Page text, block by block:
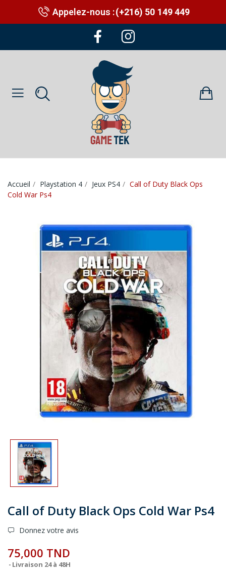
Appelez-nous :(+216) 50 149 449
Accueil Playstation 4 Jeux PS4
Call of Duty Black Ops
Cold War Ps4
Call of Duty Black Ops Cold War Ps4
Donnez votre avis
75,000 TND
Livraison 24 à 48H